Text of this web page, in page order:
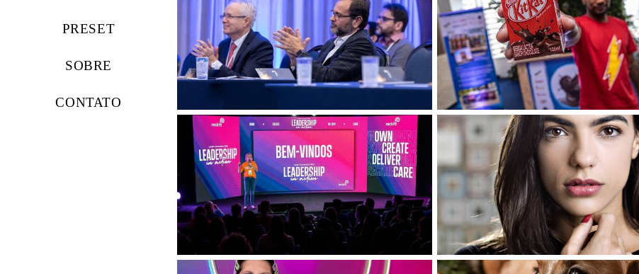
PRESET
SOBRE
CONTATO